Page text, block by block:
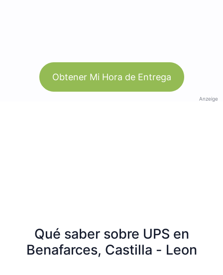
Obtener Mi Hora de Entrega
Anzeige
Qué saber sobre UPS en
Benafarces, Castilla - Leon